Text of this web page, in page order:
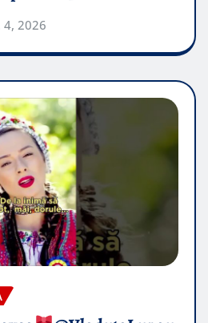
4, 2026